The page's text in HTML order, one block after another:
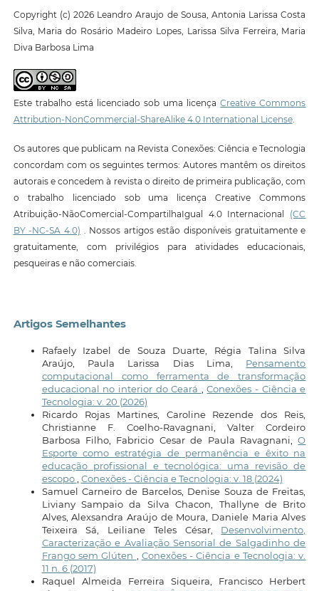
Copyright (c) 2026 Leandro Araujo de Sousa, Antonia Larissa Costa
Silva, Maria do Rosário Madeiro Lopes, Larissa Silva Ferreira, Maria
Diva Barbosa Lima
Este trabalho está licenciado sob uma licençaCreative Commons
Attribution-NonCommercial-ShareAlike 4.0 International License.
Os autores que publicam na Revista Conexões: Ciência e Tecnologia
concordam com os seguintes termos: Autores mantêm os direitos
autorais e concedem à revista o direito de primeira publicação, com
o trabalho licenciado sob uma licença Creative Commons
Atribuição-NãoComercial-CompartilhaIgual 4.0 Internacional (CC
BY -NC-SA 4.0) . Nossos artigos estão disponíveis gratuitamente e
gratuitamente, com privilégios para atividades educacionais,
pesqueiras e não comerciais.
Artigos Semelhantes
Rafaely Izabel de Souza Duarte, Régia Talina Silva
Araújo, Paula Larissa Dias Lima, Pensamento
computacional como ferramenta de transformação
educacional no interior do Ceará
,Conexões - Ciência e
Tecnologia: v. 20 (2026)
Ricardo Rojas Martines, Caroline Rezende dos Reis,
Christianne F. Coelho-Ravagnani, Valter Cordeiro
Barbosa Filho, Fabricio Cesar de Paula Ravagnani,O
Esporte como estratégia de permanência e êxito na
educação profissional e tecnológica: uma revisão de
escopo Conexões - Ciência e Tecnologia: v. 18 (2024)
Samuel Carneiro de Barcelos, Denise Souza de Freitas,
Liviany Sampaio da Silva Chacon, Thallyne de Brito
Alves, Alexsandra Araújo de Moura, Daniele Maria Alves
Teixeira Sá, Leiliane Teles César, Desenvolvimento,
Caracterização e Avaliação Sensorial de Salgadinho de
Frango sem Glúten
Conexões - Ciência e Tecnologia: v.
11 n. 6 (2017)
Raquel Almeida Ferreira Siqueira, Francisco Herbert